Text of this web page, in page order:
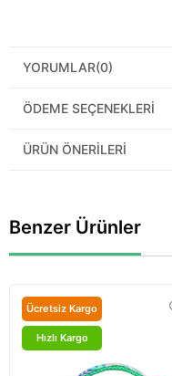
YORUMLAR(0)
ÖDEME SEÇENEKLERI
ÜRÜN ÖNERILERI
Benzer Ürünler
Ücretsiz Kargo
Hızlı Kargo